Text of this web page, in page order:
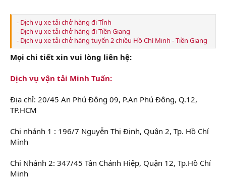
- Dịch vụ xe tải chở hàng đi Tỉnh
- Dịch vụ xe tải chở hàng đi Tiền Giang
- Dịch vụ xe tải chở hàng tuyến 2 chiều Hồ Chí Minh - Tiền Giang
Mọi chi tiết xin vui lòng liên hệ:
Dịch vụ vận tải Minh Tuấn:
Địa chỉ: 20/45 An Phú Đông 09, P.An Phú Đông, Q.12,
TP.HCM
Chi nhánh 1 : 196/7 Nguyễn Thị Định, Quận 2, Tp. Hồ Chí
Minh
Chi Nhánh 2: 347/45 Tân Chánh Hiệp, Quận 12, Tp.Hồ Chí
Minh